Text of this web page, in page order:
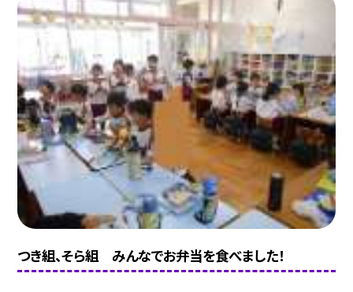
つき組、そら組 みんなでお弁当を食べました！